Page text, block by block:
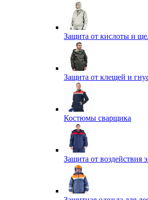
Защита от кислоты и
Защита от клещей и
Костюмы сварщика
Защита от воздействия